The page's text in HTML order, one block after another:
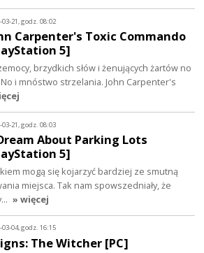
03-21, godz. 08:02
Carpenter's Toxic Commando
5]
brzydkich słów i żenujących żartów no
i mnóstwo strzelania. John Carpenter's
03-21, godz. 08:03
About Parking Lots
5]
mogą się kojarzyć bardziej ze smutną
miejsca. Tak nam spowszedniały, że
» więcej
03-04, godz. 16:15
The Witcher [PC]